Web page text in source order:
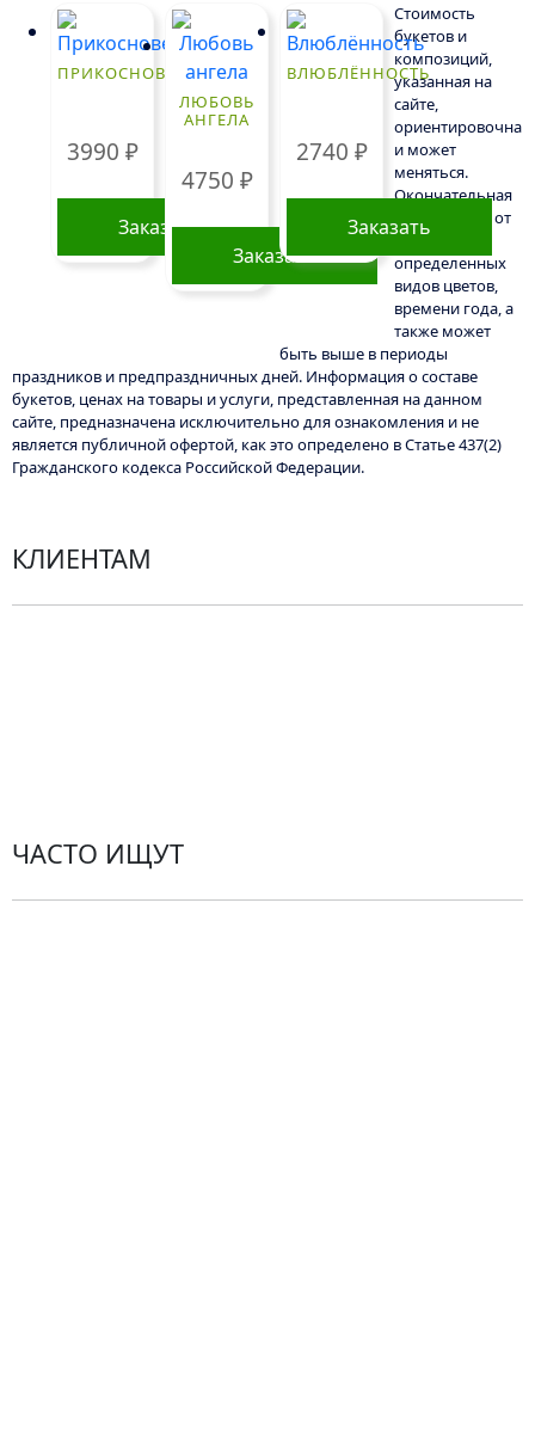
ПРИКОСНОВЕНИЕ
3990 ₽
Заказать
ЛЮБОВЬ
АНГЕЛА
4750 ₽
Заказать
ВЛЮБЛЁННОСТЬ
2740 ₽
Заказать
Стоимость
букетов и
композиций,
указанная на
сайте,
ориентировочна
и может
меняться.
Окончательная
цена зависит от
доступности
определенных
видов цветов,
времени года, а
также может
быть выше в периоды
праздников и предпраздничных дней. Информация о составе
букетов, ценах на товары и услуги, представленная на данном
сайте, предназначена исключительно для ознакомления и не
является публичной офертой, как это определено в Статье 437(2)
Гражданского кодекса Российской Федерации.
КЛИЕНТАМ
ЧАСТО ИЩУТ